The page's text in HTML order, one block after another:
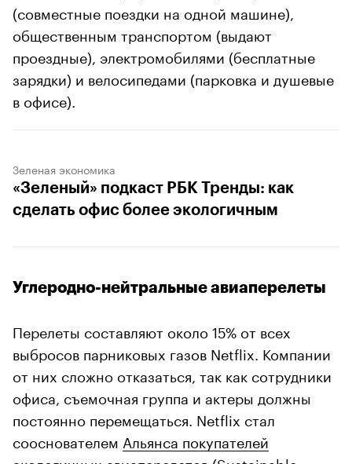
(совместные поездки на одной машине),
общественным транспортом (выдают
проездные), электромобилями (бесплатные
зарядки) и велосипедами (парковка и душевые
в офисе).
Зеленая экономика
«Зеленый» подкаст РБК Тренды: как
сделать офис более экологичным
Углеродно-нейтральные авиаперелеты
Перелеты составляют около 15% от всех
выбросов парниковых газов Netflix. Компании
от них сложно отказаться, так как сотрудники
офиса, съемочная группа и актеры должны
постоянно перемещаться. Netflix стал
сооснователем Альянса покупателей